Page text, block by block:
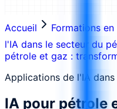
Accueil Formations
l'IA dans le secteur du
pétrole et gaz :
Applications de l'IA
IA pour pétrole